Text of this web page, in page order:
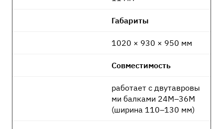
Габариты
1020 × 930 × 950 мм
Совместимость
работает с двутавровы
ми балками 24М–36М
(ширина 110–130 мм)